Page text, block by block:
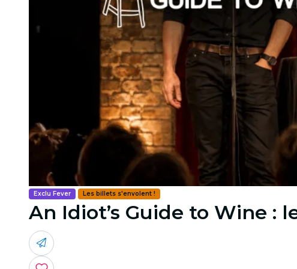
Exclu Fever Les billets s'envolent !
An Idiot’s Guide to Wine :